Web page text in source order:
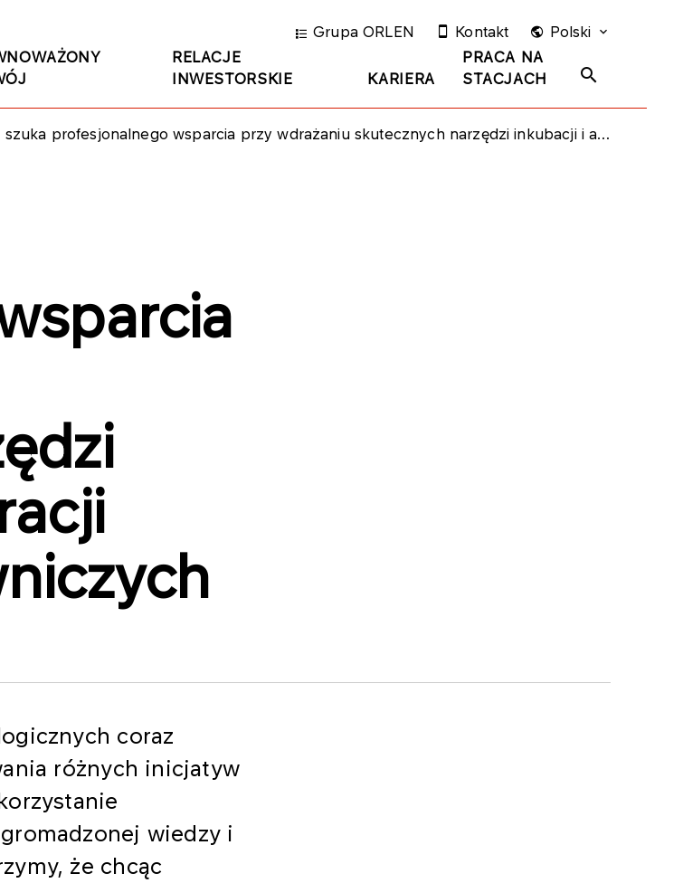
RELACJE
INWESTORSKIE
KARIERA
PRACA NA
STACJACH
Grupa ORLEN Kontakt Polski
profesjonalnego wsparcia przy wdrażaniu skutecznych narzędzi inkubacji i akceleracji innowacji pracowniczych
coraz
różnych inicjatyw
wiedzy i
że chcąc